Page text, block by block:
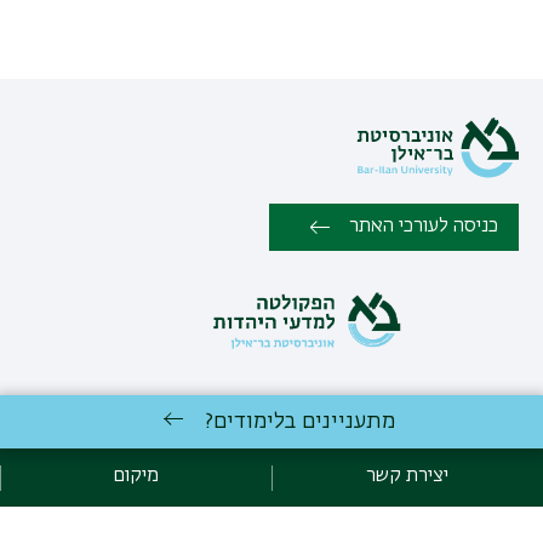
כניסה לעורכי האתר
כל הזכויות שמורות לפקולטה למדעי היהדות , אוניברסיטת בר אילן, רמת
מתעניינים בלימודים?
יצירת קשר מיקום